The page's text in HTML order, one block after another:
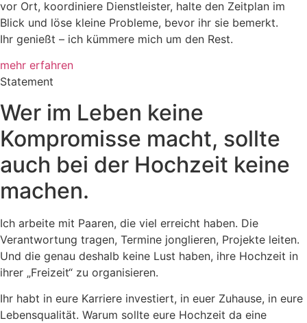
vor Ort, koordiniere Dienstleister, halte den Zeitplan im
Blick und löse kleine Probleme, bevor ihr sie bemerkt.
Ihr genießt – ich kümmere mich um den Rest.
mehr erfahren
Statement
Wer im Leben keine
Kompromisse macht, sollte
auch bei der Hochzeit keine
machen.
Ich arbeite mit Paaren, die viel erreicht haben. Die
Verantwortung tragen, Termine jonglieren, Projekte leiten.
Und die genau deshalb keine Lust haben, ihre Hochzeit in
ihrer „Freizeit“ zu organisieren.
Ihr habt in eure Karriere investiert, in euer Zuhause, in eure
Lebensqualität. Warum sollte eure Hochzeit da eine